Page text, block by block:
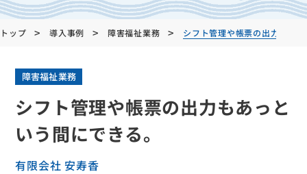
トップ > 導入事例 > 障害福祉業務 > シフト管理や帳票の出力もあ
障害福祉業務
シフト管理や帳票の出力もあっと
いう間にできる。
有限会社 安寿香